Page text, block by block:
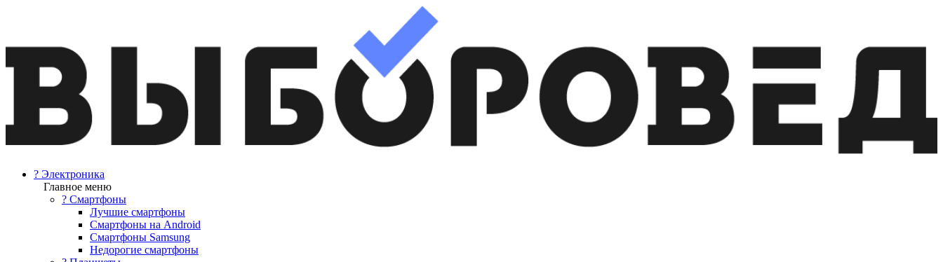
? Электроника
Главное меню
? Смартфоны
Лучшие смартфоны
Смартфоны на Android
Смартфоны Samsung
Недорогие смартфоны